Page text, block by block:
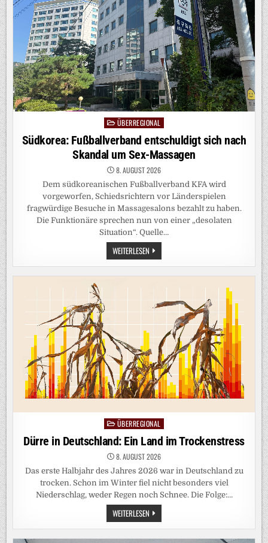
AUF
SAUDI-
ARABIEN
Posted
in
ÜBERREGIONAL
Südkorea: Fußballverband entschuldigt sich nach
Skandal um Sex-Massagen
8. AUGUST 2026
Dem südkoreanischen Fußballverband KFA wird
vorgeworfen, Schiedsrichtern vor Länderspielen
fragwürdige Besuche in Massagesalons bezahlt zu haben.
Die Funktionäre sprechen nun von einer „desolaten
Situation“. Quelle…
WEITERLESEN SÜDKOREA:
FUSSBALLVERBAND E
NTSCHULDIGT S
ICH N
KANDAL U
EX-M
ASSAGEN
PostedÜBERREGIONAL
Dürre in Deutschland: Ein Land im Trockenstress
8. AUGUST 2026
Das erste Halbjahr des Jahres 2026 war in Deutschland zu
trocken. Schon im Winter fiel nicht besonders viel
Niederschlag, weder Regen noch Schnee. Die Folge:…
WEITERLESEN DÜRRE
IN
DEUTSCHLAND:
EIN